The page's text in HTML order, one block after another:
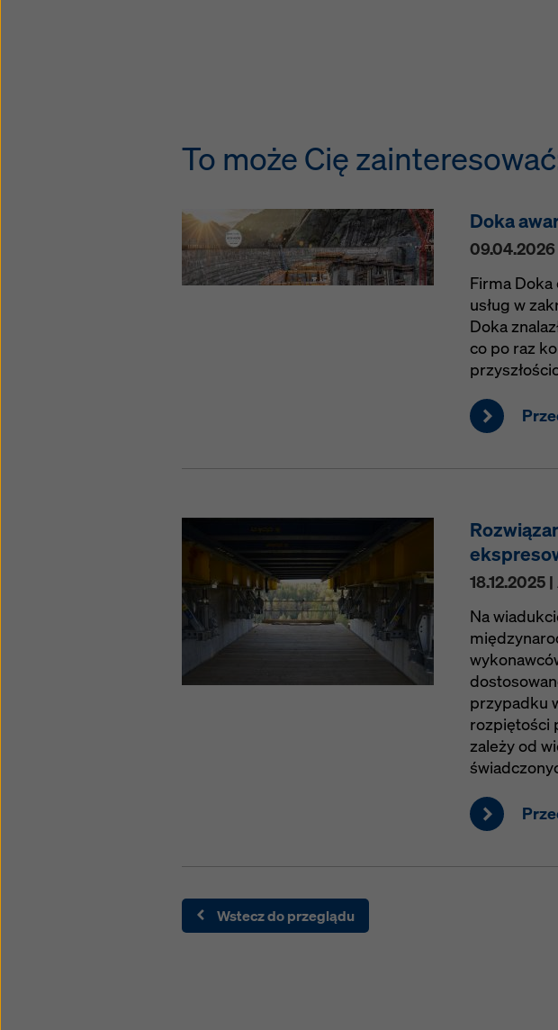
To może Cię
Doka
09.04.2026
Firma Doka
usług w
Doka
co po raz
18.12.2025
Na
przypadku
rozpiętości
zależy od
Wstecz do przeglądu